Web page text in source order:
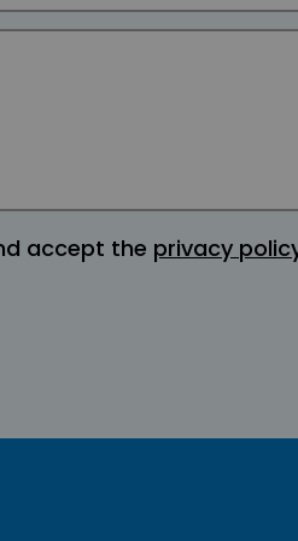
accept the privacy